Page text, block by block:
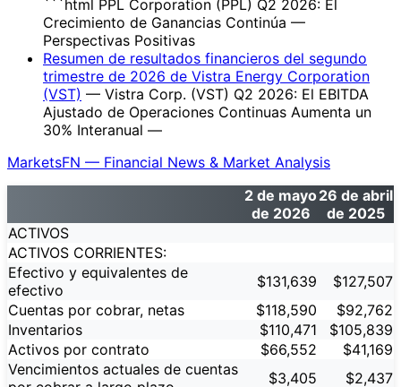
```html PPL Corporation (PPL) Q2 2026: El
Crecimiento de Ganancias Continúa —
Perspectivas Positivas
Resumen de resultados financieros del segundo
trimestre de 2026 de Vistra Energy Corporation
(VST) — Vistra Corp. (VST) Q2 2026: El EBITDA
Ajustado de Operaciones Continuas Aumenta un
30% Interanual —
MarketsFN — Financial News & Market Analysis
2 de mayo
de 2026
26 de abril
de 2025
ACTIVOS
ACTIVOS CORRIENTES:
Efectivo y equivalentes de
efectivo
$131,639
$127,507
Cuentas por cobrar, netas
$118,590
$92,762
Inventarios
$110,471
$105,839
Activos por contrato
$66,552
$41,169
Vencimientos actuales de cuentas
$3,405
$2,437